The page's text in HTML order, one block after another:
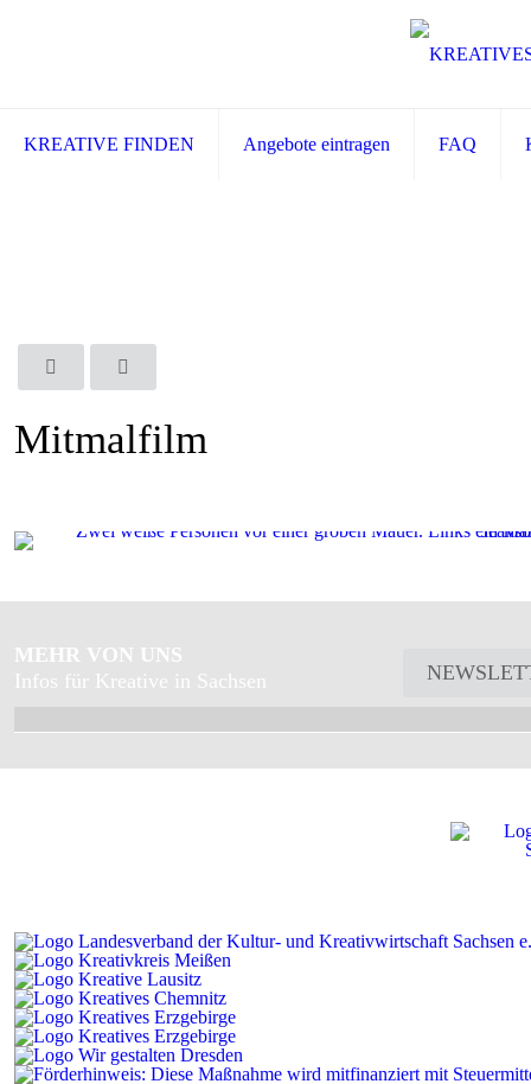
KREATIVE FINDEN Angebote eintragen FAQ
Mitmalfilm
MEHR VON UNS
Infos für Kreative in Sachsen